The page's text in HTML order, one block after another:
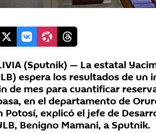
(Sputnik) — La estatal
espera los resultados de un
de mes para cuantificar
en el departamento de
Potosí, explicó el jefe de
Benigno Mamani, a Sputnik.